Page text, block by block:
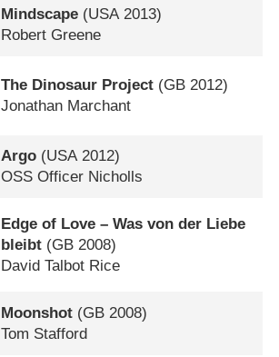
Mindscape (USA2013)
Robert Greene
The Dinosaur Project (GB 2012)
Jonathan Marchant
Argo (USA2012)
OSS Officer Nicholls
Edge of Love – Was von der Liebe
bleibt (GB 2008)
David Talbot Rice
Moonshot (GB 2008)
Tom Stafford